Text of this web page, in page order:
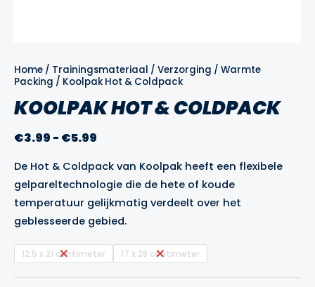
Home / Trainingsmateriaal / Verzorging / Warmte
Packing / Koolpak Hot & Coldpack
KOOLPAK HOT & COLDPACK
€3.99 - €5.99
tot
€5.99
De Hot & Coldpack van Koolpak heeft een flexibele
gelpareltechnologie die de hete of koude
temperatuur gelijkmatig verdeelt over het
geblesseerde gebied.
12.5 x 21 centimeter 17 x 28 centimeter